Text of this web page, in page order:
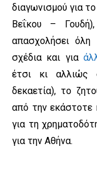
διαγωνισμού για
Βεΐκου –
απασχολήσει
σχέδια και για
έτσι κι αλλιώς
δεκαετία), το
από την εκάστοτε
για τη
για την Αθήνα.